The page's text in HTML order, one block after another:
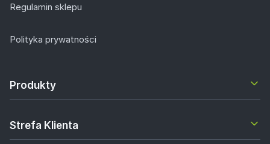
Regulamin sklepu
Polityka prywatności
Produkty
Strefa Klienta